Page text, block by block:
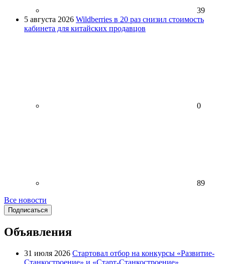
39
5 августа 2026 Wildberries в 20 раз снизил стоимость
кабинета для китайских продавцов
0
89
Все новости
Подписаться
Объявления
31 июля 2026 Стартовал отбор на конкурсы «Развитие-
Станкостроение» и «Старт-Станкостроение»